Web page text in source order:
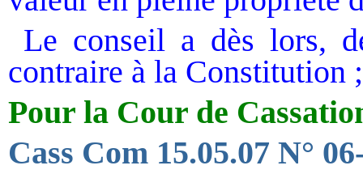
Le conseil a dès lors,
contraire à la Constitution ;
Pour la Cour de
Cass Com 15.05.07 N°